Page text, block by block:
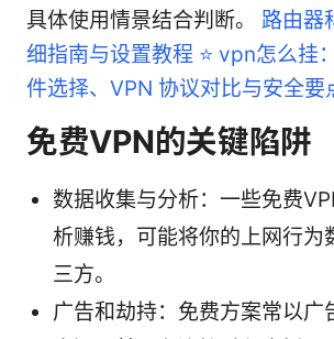
具体使用情景结合判断。 路由器
细指南与设置教程 ⭐ vpn怎么挂
件选择、VPN 协议对比与安全要
免费VPN的关键陷阱
数据收集与分析：一些免费
析赚钱，可能将你的上网行为
三方。
广告和劫持：免费方案常以广